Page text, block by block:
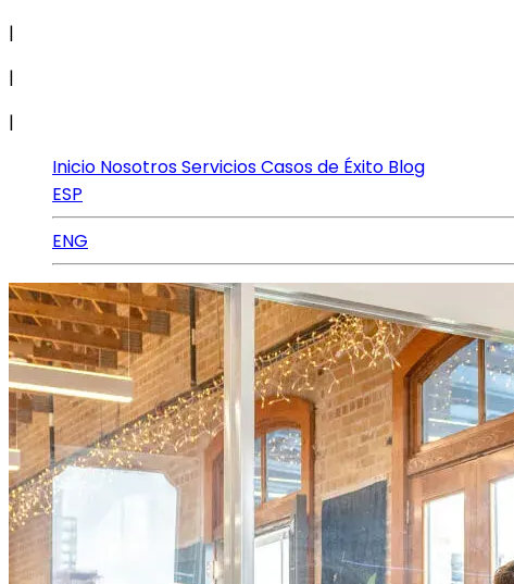
|
|
|
Inicio NosotrosServiciosCasos de Éxito Blog
ESP
ENG